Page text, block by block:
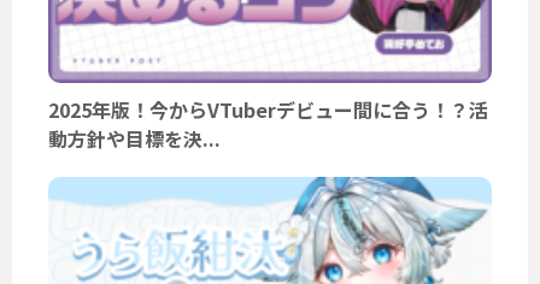
2025年版！今からVTuberデビュー間に合う！？活
動方針や目標を決...